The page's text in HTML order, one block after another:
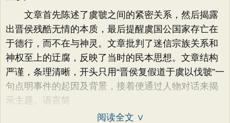
文章首先陈述了虞虢之间的紧密关系，然后揭露
出晋侯残酷无情的本质，最后提醒虞国公国家存亡在
于德行，而不在与神灵。文章批判了迷信宗族关系和
神权至上的迂腐，反映了当时的民本思想。文章结构
严谨，条理清晰，开头只用“晋侯复假道于虞以伐虢”一
句点明事件的起因及背景，接着便通过人物对话来揭
示主题。语言简
阅读全文 ∨